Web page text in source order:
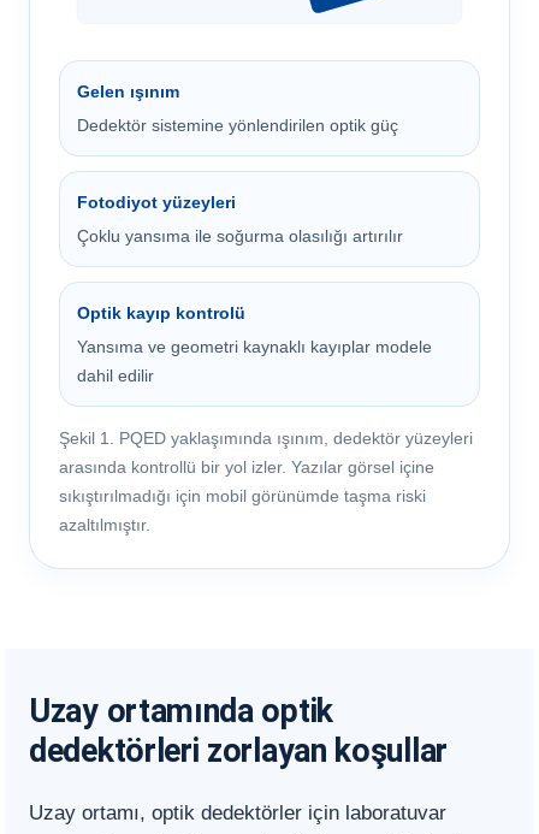
Gelen ışınım
Dedektör sistemine yönlendirilen optik güç
Fotodiyot yüzeyleri
Çoklu yansıma ile soğurma olasılığı artırılır
Optik kayıp kontrolü
Yansıma ve geometri kaynaklı kayıplar modele
dahil edilir
Şekil 1. PQED yaklaşımında ışınım, dedektör yüzeyleri
arasında kontrollü bir yol izler. Yazılar görsel içine
sıkıştırılmadığı için mobil görünümde taşma riski
azaltılmıştır.
Uzay ortamında optik
dedektörleri zorlayan koşullar
Uzay ortamı, optik dedektörler için laboratuvar